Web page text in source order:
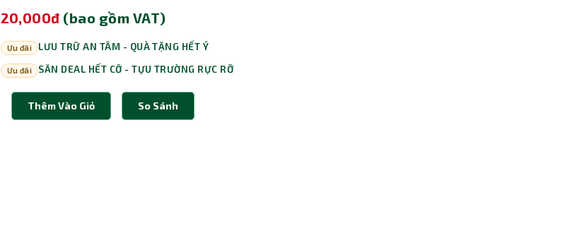
20,000đ (bao gồm VAT)
Ưu đãi LƯU TRỮ AN TÂM - QUÀ TẶNG HẾT Ý
Ưu đãi SĂN DEAL HẾT CỠ - TỰU TRƯỜNG RỰC RỠ
Thêm Vào Giỏ So Sánh